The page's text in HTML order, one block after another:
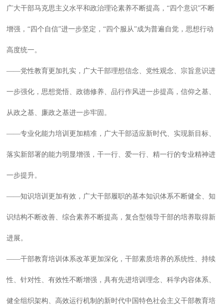
广大干部马克思主义水平和政治理论素养不断提高，“四个意识”不断
增强，“四个自信”进一步坚定，“四个服从”成为普遍自觉，思想行动
高度统一。
——党性教育更加扎实，广大干部理想信念、党性观念、宗旨意识进
一步强化，思想觉悟、政德修养、品行作风进一步提高，信仰之基、
从政之基、廉政之基进一步牢固。
——专业化能力培训更加精准，广大干部适应新时代、实现新目标、
落实新部署的能力明显增强，干一行、爱一行、精一行的专业精神进
一步提升。
——知识培训更加有效，广大干部履职的基本知识体系不断健全、知
识结构不断改善、综合素养不断提高，复合型领导干部的培养取得新
进展。
——干部教育培训体系改革更加深化，干部素质培养的系统性、持续
性、针对性、有效性不断增强，具有先进培训理念、科学内容体系、
健全组织架构、高效运行机制的新时代中国特色社会主义干部教育培